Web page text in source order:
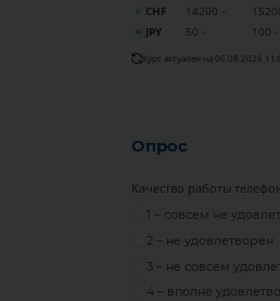
CHF
14200
JPY
50 100
Курс актуален на 06.08.2026
Опрос
Качество работы
1 – совсем не
2 – не удовлетворен
3 – не совсем
4 – вполне